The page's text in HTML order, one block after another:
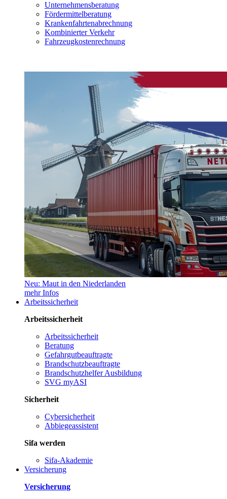
Unternehmensberatung
Fördermittelberatung
Krankenfahrtenabrechnung
Kombinierter Verkehr
Fahrzeugkostenrechnung
Neu: Maut in den Niederlanden
mehr Infos
Arbeitssicherheit
Arbeitssicherheit
Arbeitssicherheit
Beratung
Gefahrgutbeauftragte
Brandschutzbeauftragte
Brandschutzhelfer Ausbildung
SVG myASI
Sicherheit
Cybersicherheit
Abbiegeassistent
Sifa werden
Sifa-Akademie
Versicherung
Versicherung